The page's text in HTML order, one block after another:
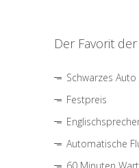
Der Favorit
Schwarzes
Festpreis
Automatische